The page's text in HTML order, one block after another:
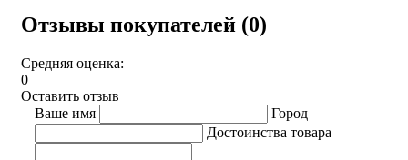
Отзывы покупателей (0)
Средняя оценка:
0
Оставить отзыв
Ваше имя
Город
Достоинства товара